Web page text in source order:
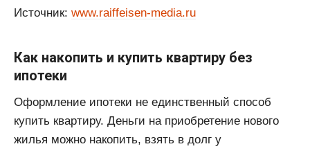
Источник: www.raiffeisen-media.ru
Как накопить и купить квартиру без
ипотеки
Оформление ипотеки не единственный способ
купить квартиру. Деньги на приобретение нового
жилья можно накопить, взять в долг у